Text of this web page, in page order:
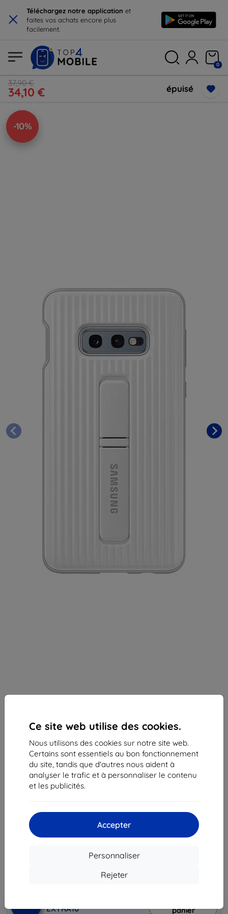
× Téléchargez notre application et
faites vos achats encore plus
facilement.
Ce site web utilise des cookies.
Nous utilisons des cookies sur notre site web.
Certains sont essentiels au bon fonctionnement
du site, tandis que d'autres nous aident à
analyser le trafic et à personnaliser le contenu
et les publicités.
Accepter
Personnaliser
Rejeter
0
37,90 €
34,10 € épuisé
-10%
Coque Case Samsung EF-RG970CW S10e G970
Adapté pour: Samsung Galaxy S10e
37,90 €
EXTRA10
panier